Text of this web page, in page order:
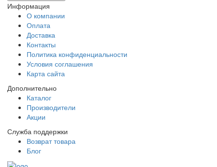
Информация
О компании
Оплата
Доставка
Контакты
Политика конфиденциальности
Условия соглашения
Карта сайта
Дополнительно
Каталог
Производители
Акции
Служба поддержки
Возврат товара
Блог